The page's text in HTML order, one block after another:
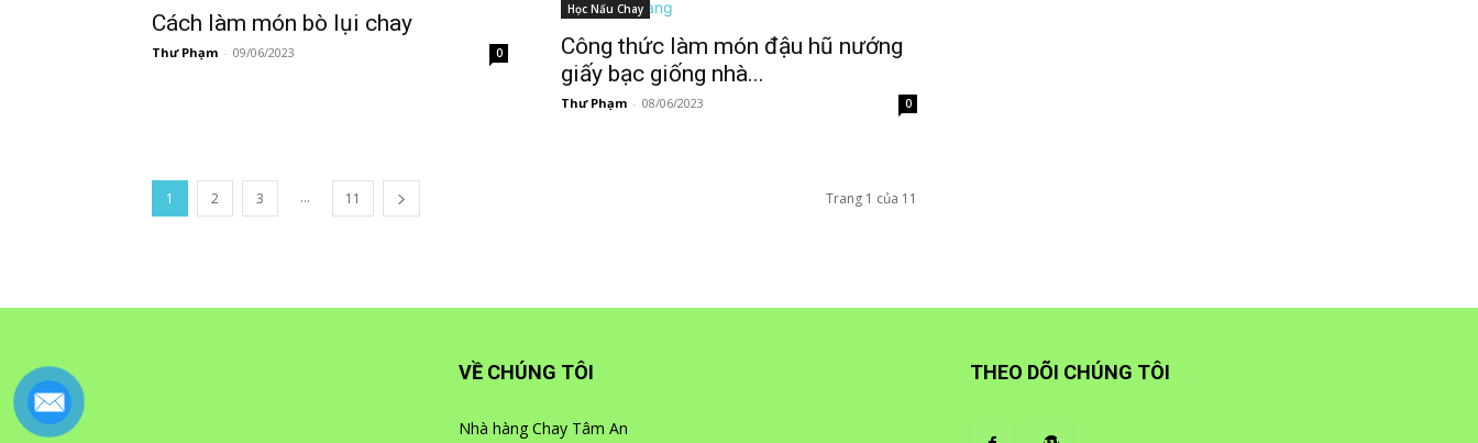
Cách làm món bò lụi chay
Thư Phạm - 09/06/2023 0
Học Nấu Chay
Công thức làm món đậu hũ nướng
giấy bạc giống nhà...
Thư Phạm - 08/06/2023 0
1 2 3 ... 11 Trang 1 của 11
VỀ CHÚNG TÔI
Nhà hàng Chay Tâm An
THEO DÕI CHÚNG TÔI